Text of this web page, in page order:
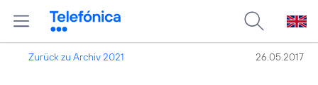
Zurück zu Archiv 2021 26.05.2017